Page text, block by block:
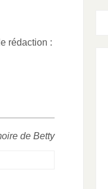
rédaction :
de Betty